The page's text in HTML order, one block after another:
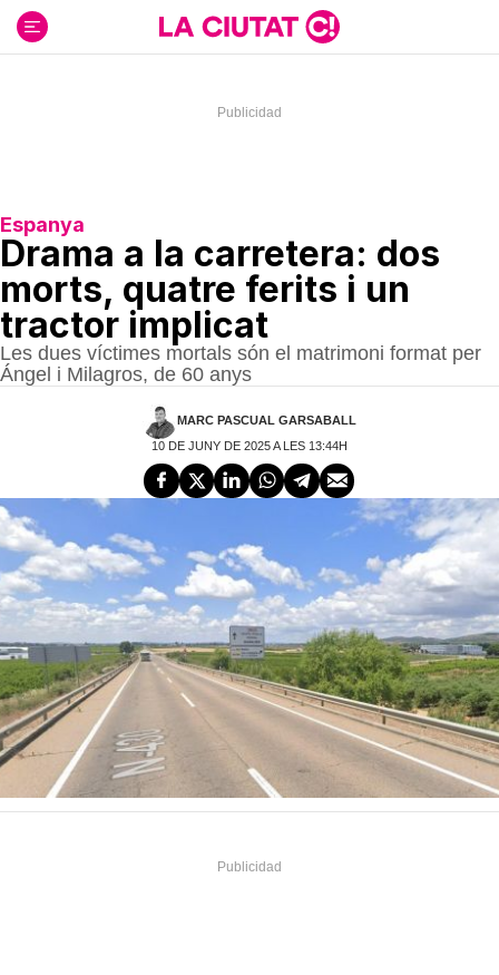
contenido
Espanya
Drama a la carretera: dos
morts, quatre ferits i un
tractor implicat
Les dues víctimes mortals són el matrimoni format per
Ángel i Milagros, de 60 anys
MARC PASCUAL GARSABALL
10 DE JUNY DE 2025 A LES 13:44H